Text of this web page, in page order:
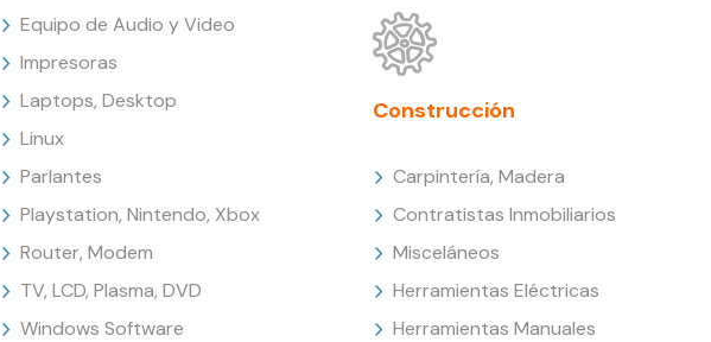
Equipo de Audio y Video
Impresoras
Laptops, Desktop
Linux
Parlantes
Playstation, Nintendo, Xbox
Router, Modem
TV, LCD, Plasma, DVD
Windows Software
Construcción
Carpintería, Madera
Contratistas Inmobiliarios
Misceláneos
Herramientas Eléctricas
Herramientas Manuales